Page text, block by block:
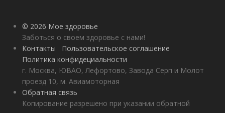
© 2026 Мое здоровье
Заботься о своем здоровье с нами!
Контакты
Пользовательское соглашение
Политика конфидециальности
г. Москва, ЮВАО, Лефортово, Завода Серп и Молот
проезд 10, м. Авиамоторная
Обратная связь
Копирование разрешено при указании обратной